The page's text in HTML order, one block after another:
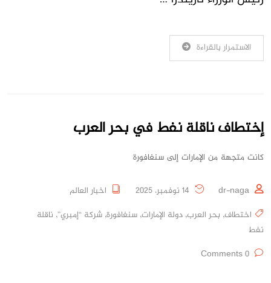
الاستمرار بالقراءة
إختطاف ناقلة نفط في بحر العرب
كانت متجهة من الإمارات إلى سنغافورة
dr-naga
اخبار العالم
اختطاف, بحر العرب, دولة الإمارات, سنغافورة, شركة “إمبري”, ناقلة
نفط